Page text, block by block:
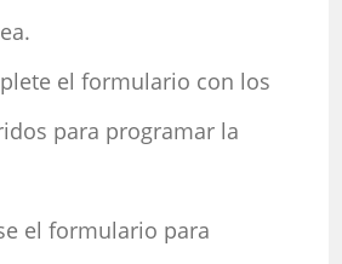
el formulario con los
para programar la
el formulario para